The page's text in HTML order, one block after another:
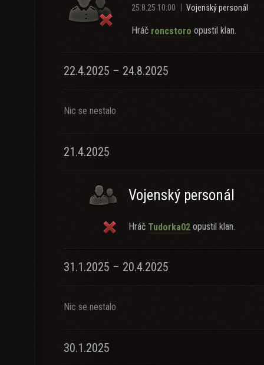
25.8.25 10:00 Vojenský personál
Hráč roncstoro opustil klan.
22.4.2025 – 24.8.2025
Nic se nestalo
21.4.2025
Vojenský personál
Hráč Tudorka02 opustil klan.
31.1.2025 – 20.4.2025
Nic se nestalo
30.1.2025